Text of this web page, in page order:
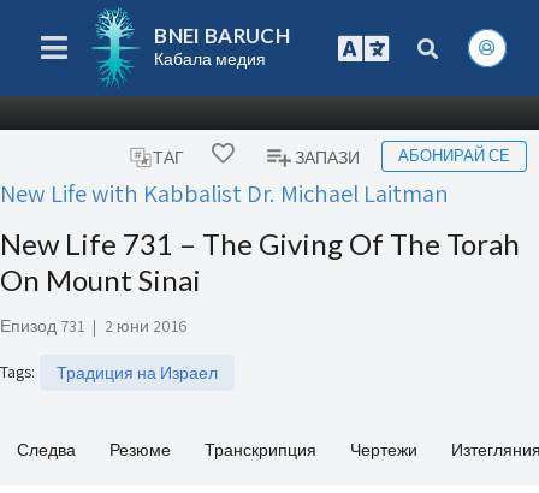
BNEI BARUCH
Кабала медия
ТАГ ЗАПАЗИ АБОНИРАЙ СЕ
New Life with Kabbalist Dr. Michael Laitman
New Life 731 – The Giving Of The Torah
On Mount Sinai
Епизод 731 | 2 юни 2016
Tags: Традиция на Израел
Следва Резюме Транскрипция Чертежи